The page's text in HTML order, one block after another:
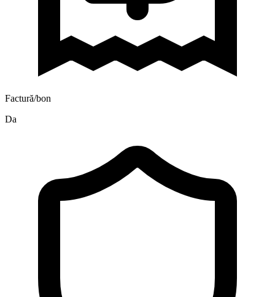
Factură/bon
Da